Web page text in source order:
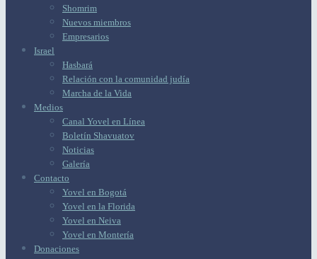
Shomrim
Nuevos miembros
Empresarios
Israel
Hasbará
Relación con la comunidad judía
Marcha de la Vida
Medios
Canal Yovel en Línea
Boletín Shavuatov
Noticias
Galería
Contacto
Yovel en Bogotá
Yovel en la Florida
Yovel en Neiva
Yovel en Montería
Donaciones